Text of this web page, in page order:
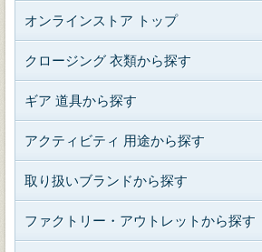
オンラインストア トップ
クロージング 衣類から探す
ギア 道具から探す
アクティビティ 用途から探す
取り扱いブランドから探す
ファクトリー・アウトレットから探す